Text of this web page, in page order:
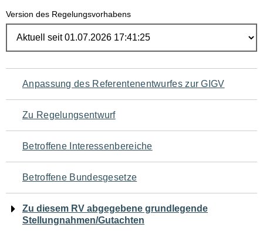
Version des Regelungsvorhabens
Navigation
für
den
Seiteninhalt
Anpassung des Referentenentwurfes zur GIGV
Zu Regelungsentwurf
Betroffene Interessenbereiche
Betroffene Bundesgesetze
Zu diesem RV abgegebene grundlegende
Stellungnahmen/Gutachten